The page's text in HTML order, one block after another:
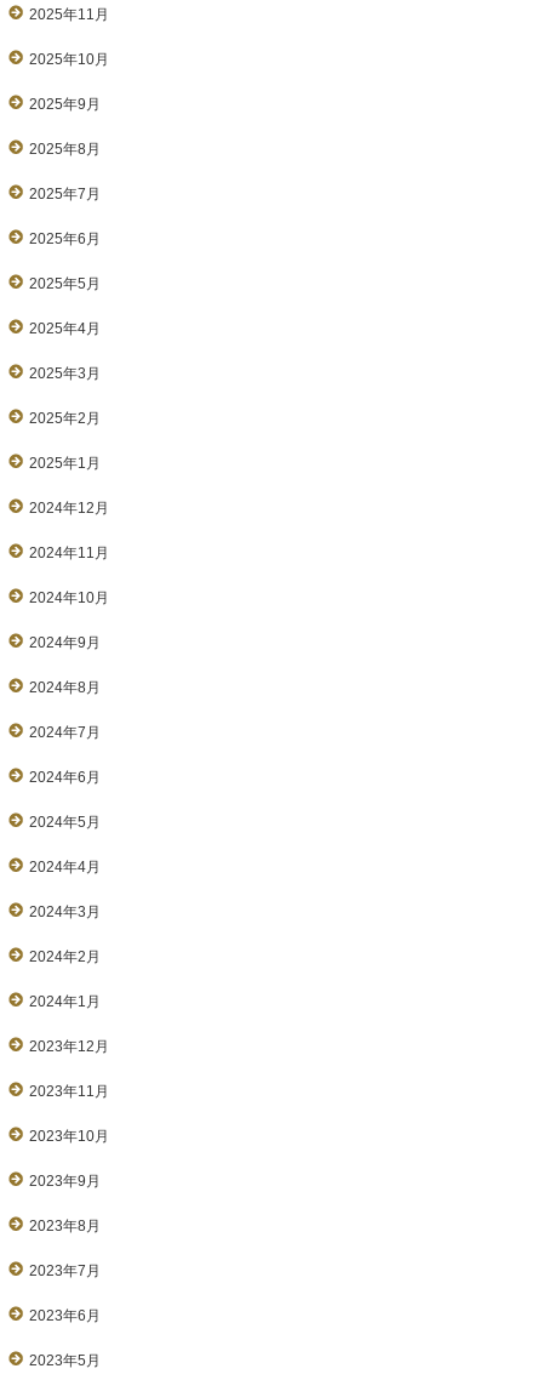
2025年11月
2025年10月
2025年9月
2025年8月
2025年7月
2025年6月
2025年5月
2025年4月
2025年3月
2025年2月
2025年1月
2024年12月
2024年11月
2024年10月
2024年9月
2024年8月
2024年7月
2024年6月
2024年5月
2024年4月
2024年3月
2024年2月
2024年1月
2023年12月
2023年11月
2023年10月
2023年9月
2023年8月
2023年7月
2023年6月
2023年5月